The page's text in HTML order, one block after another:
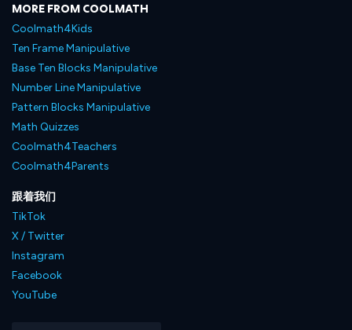
MORE FROM COOLMATH
Coolmath4Kids
Ten Frame Manipulative
Base Ten Blocks Manipulative
Number Line Manipulative
Pattern Blocks Manipulative
Math Quizzes
Coolmath4Teachers
Coolmath4Parents
跟着我们
TikTok
X / Twitter
Instagram
Facebook
YouTube